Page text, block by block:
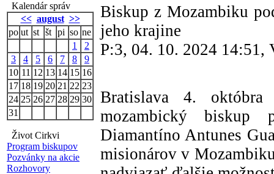
Kalendár správ
<< august >>
po ut st št pi so ne
1
2
3
4 5 6 7 8
9
10 11 12 13 14 15 16
17 18 19 20 21 22 23
24 25 26 27 28 29 30
31
Život Cirkvi
Program biskupov
Pozvánky na akcie
Rozhovory
Biskup z Mozambiku
jeho krajine
P:3, 04. 10. 2024 14:51,
Bratislava 4.
mozambický biskup
Diamantíno Antunes
misionárov v